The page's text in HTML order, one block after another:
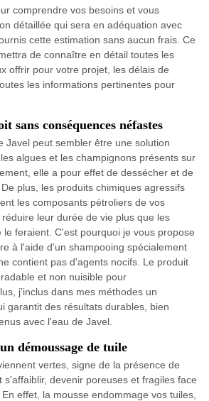
comprendre vos besoins et vous
détaillée qui sera en adéquation avec
cette estimation sans aucun frais. Ce
de connaître en détail toutes les
offrir pour votre projet, les délais de
les informations pertinentes pour
sans conséquences néfastes
Javel peut sembler être une solution
algues et les champignons présents sur
elle a pour effet de dessécher et de
plus, les produits chimiques agressifs
les composants pétroliers de vos
leur durée de vie plus que les
le feraient. C'est pourquoi je vous propose
à l'aide d'un shampooing spécialement
contient pas d'agents nocifs. Le produit
et non nuisible pour
j'inclus dans mes méthodes un
garantit des résultats durables, bien
avec l'eau de Javel.
démoussage de tuile
vertes, signe de la présence de
s'affaiblir, devenir poreuses et fragiles face
effet, la mousse endommage vos tuiles,